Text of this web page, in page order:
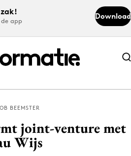
app
Download
Abonneer nu
Abonneer nu
de app
BEEMSTER
joint-venture met
Wijs